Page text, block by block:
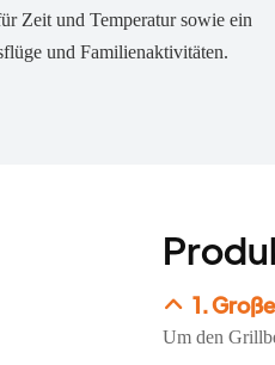
Zeit und Temperatur sowie ein
und Familienaktivitäten.
1.
Um den